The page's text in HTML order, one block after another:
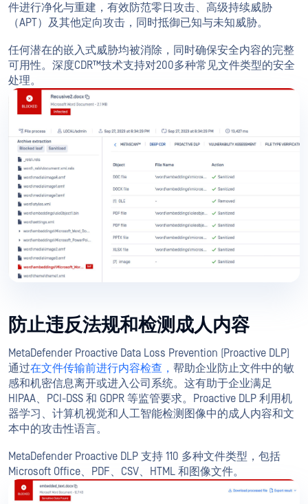
件进行净化与重建，有效防范零日攻击、高级持续威胁
（APT）及其他定向攻击，同时抵御已知与未知威胁。
任何潜在的嵌入式威胁均被消除，同时确保安全内容的完整
可用性。深度CDR™技术支持对200多种常见文件类型的安全
处理。
防止违反法规和检测成人内容
MetaDefender Proactive Data Loss Prevention (Proactive DLP)
通过在文件传输前进行内容检查， 帮助企业防止文件中的敏
感和机密信息离开或进入公司系统。这有助于企业满足
HIPAA、PCI-DSS 和 GDPR 等监管要求。Proactive DLP 利用机
器学习、计算机视觉和人工智能检测图像中的成人内容和文
本中的攻击性语言。
MetaDefender Proactive DLP 支持 110 多种文件类型，包括
Microsoft Office、PDF、CSV、HTML 和图像文件。